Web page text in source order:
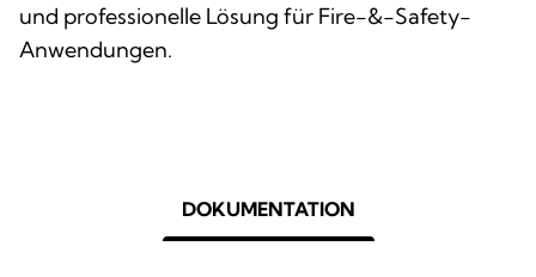
und professionelle Lösung für Fire-&-Safety-
Anwendungen.
DOKUMENTATION